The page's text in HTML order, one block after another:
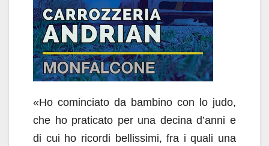
«Ho cominciato da bambino con lo judo,
che ho praticato per una decina d’anni e
di cui ho ricordi bellissimi, fra i quali una